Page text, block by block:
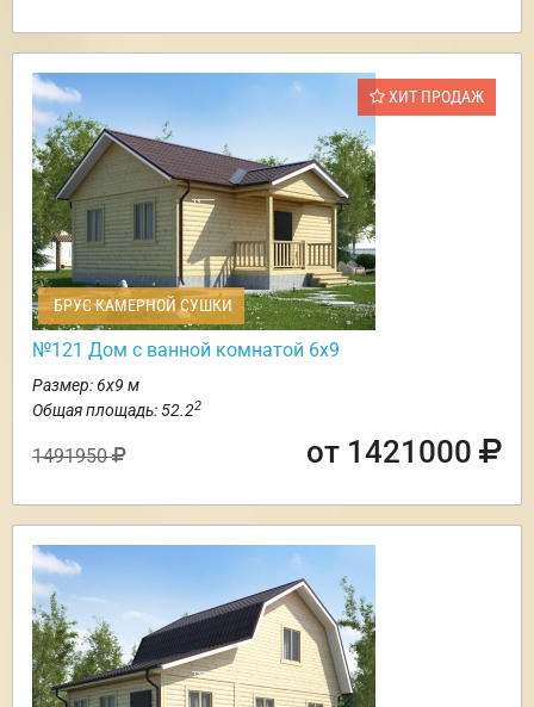
ХИТ ПРОДАЖ
БРУС КАМЕРНОЙ СУШКИ
№121 Дом с ванной комнатой 6х9
Размер: 6х9 м
Общая площадь: 52.22
1491950 от 1421000